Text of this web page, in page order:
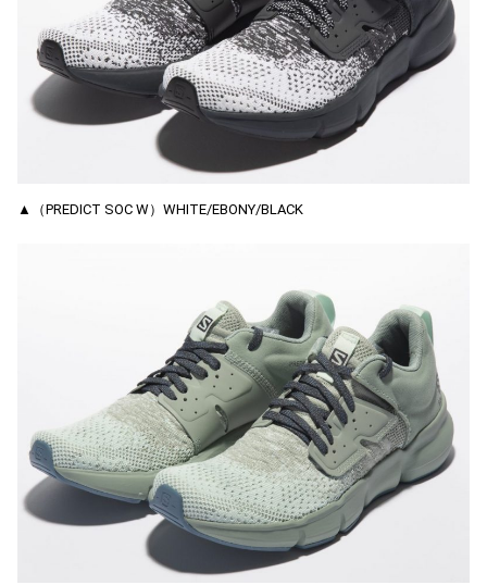
▲（PREDICT SOC W）WHITE/EBONY/BLACK